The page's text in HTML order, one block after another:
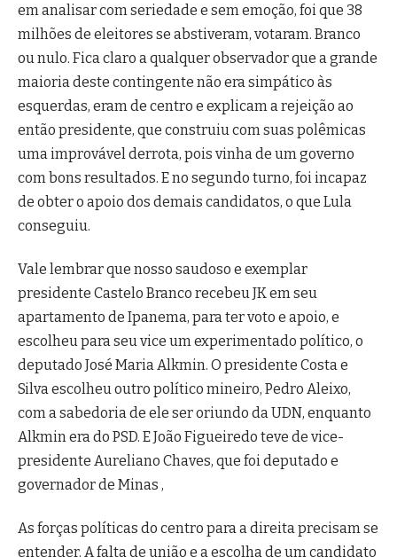
em analisar com seriedade e sem emoção, foi que 38
milhões de eleitores se abstiveram, votaram. Branco
ou nulo. Fica claro a qualquer observador que a grande
maioria deste contingente não era simpático às
esquerdas, eram de centro e explicam a rejeição ao
então presidente, que construiu com suas polêmicas
uma improvável derrota, pois vinha de um governo
com bons resultados. E no segundo turno, foi incapaz
de obter o apoio dos demais candidatos, o que Lula
conseguiu.
Vale lembrar que nosso saudoso e exemplar
presidente Castelo Branco recebeu JK em seu
apartamento de Ipanema, para ter voto e apoio, e
escolheu para seu vice um experimentado político, o
deputado José Maria Alkmin. O presidente Costa e
Silva escolheu outro político mineiro, Pedro Aleixo,
com a sabedoria de ele ser oriundo da UDN, enquanto
Alkmin era do PSD. E João Figueiredo teve de vice-
presidente Aureliano Chaves, que foi deputado e
governador de Minas ,
As forças políticas do centro para a direita precisam se
entender. A falta de união e a escolha de um candidato